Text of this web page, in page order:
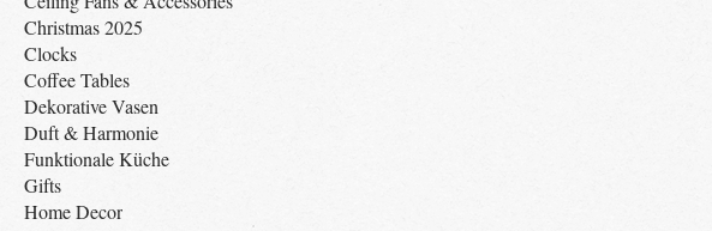
Christmas 2025
Clocks
Coffee Tables
Dekorative Vasen
Duft & Harmonie
Funktionale Küche
Gifts
Home Decor